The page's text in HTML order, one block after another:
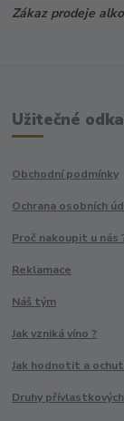
Zákaz prodeje
Užitečné
Obchodní podmínky
Ochrana osobních
Proč nakoupit u nás
Reklamace
Náš tým
Jak vzniká víno ?
Jak hodnotit a
Druhy